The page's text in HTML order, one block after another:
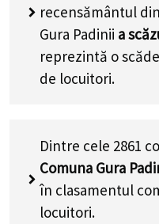
recensământul
Gura Padinii a
reprezintă o
de locuitori.
Dintre cele 2861
Comuna Gura
în clasamentul
locuitori.